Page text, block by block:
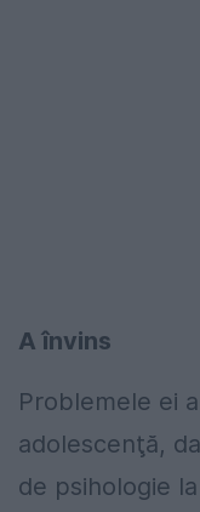
A învins
Problemele ei
adolescenţă,
de psihologie